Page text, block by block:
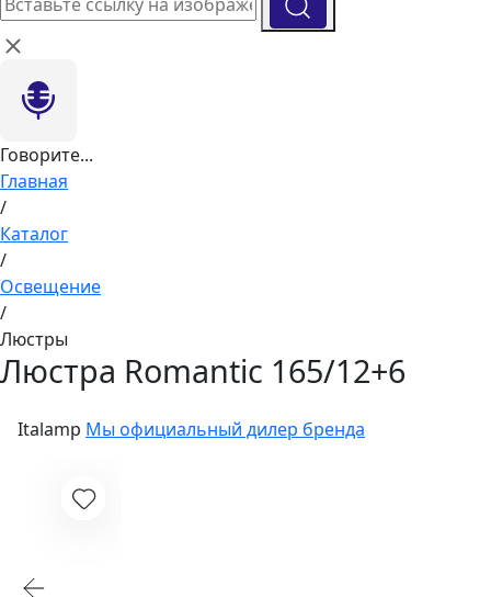
Говорите...
Главная
/
Каталог
/
Освещение
/
Люстры
Люстра Romantic 165/12+6
Italamp Мы официальный дилер бренда